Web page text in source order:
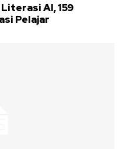
AI, 159
Pelajar